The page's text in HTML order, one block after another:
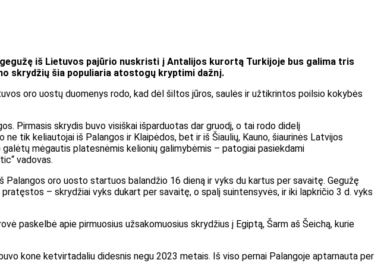
iš Lietuvos pajūrio nuskristi į Antalijos kurortą Turkijoje bus galima tris
skrydžių šia populiaria atostogų kryptimi dažnį.
oro uostų duomenys rodo, kad dėl šiltos jūros, saulės ir užtikrintos poilsio kokybės
Pirmasis skrydis buvo visiškai išparduotas dar gruodį, o tai rodo didelį
tik keliautojai iš Palangos ir Klaipėdos, bet ir iš Šiaulių, Kauno, šiaurinės Latvijos
mėgautis platesnėmis kelionių galimybėmis – patogiai pasiekdami
vadovas.
Palangos oro uosto startuos balandžio 16 dieną ir vyks du kartus per savaitę. Gegužę
– skrydžiai vyks dukart per savaitę, o spalį suintensyvės, ir iki lapkričio 3 d. vyks
paskelbė apie pirmuosius užsakomuosius skrydžius į Egiptą, Šarm aš Šeichą, kurie
kone ketvirtadaliu didesnis negu 2023 metais. Iš viso pernai Palangoje aptarnauta per